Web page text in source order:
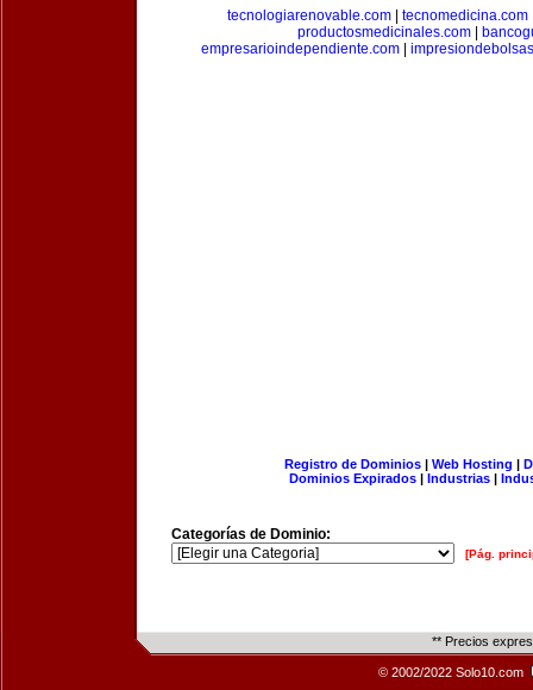
tecnologiarenovable.com
tecnomedicina.com
productosmedicinales.com|
empresarioindependiente.com
Registro de Dominios| Web Hosting |
Dominios Expirados | Industrias |
Categorías de Dominio:
[Pág.
** Precios
© 2002/2022 Solo10.com